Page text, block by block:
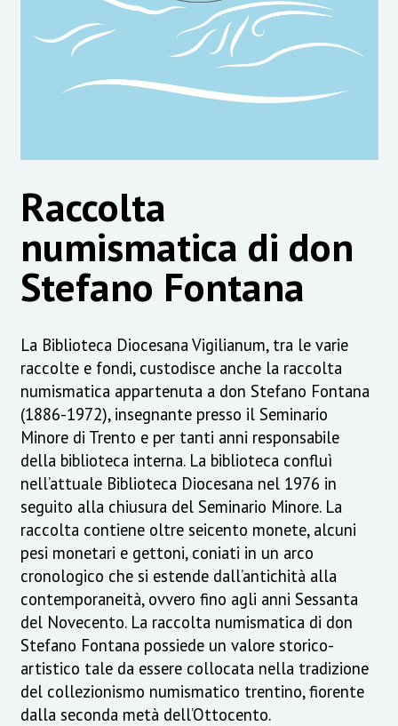
Raccolta
numismatica di don
Stefano Fontana
La Biblioteca Diocesana Vigilianum, tra le varie
raccolte e fondi, custodisce anche la raccolta
numismatica appartenuta a don Stefano Fontana
(1886-1972), insegnante presso il Seminario
Minore di Trento e per tanti anni responsabile
della biblioteca interna. La biblioteca confluì
nell’attuale Biblioteca Diocesana nel 1976 in
seguito alla chiusura del Seminario Minore. La
raccolta contiene oltre seicento monete, alcuni
pesi monetari e gettoni, coniati in un arco
cronologico che si estende dall’antichità alla
contemporaneità, ovvero fino agli anni Sessanta
del Novecento. La raccolta numismatica di don
Stefano Fontana possiede un valore storico-
artistico tale da essere collocata nella tradizione
del collezionismo numismatico trentino, fiorente
dalla seconda metà dell’Ottocento.